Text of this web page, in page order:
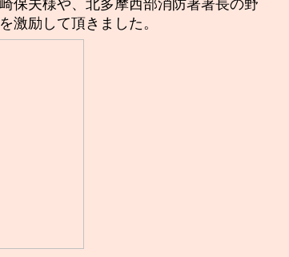
保夫様や、北多摩西部消防署署長の野
激励して頂きました。